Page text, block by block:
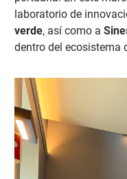
laboratorio de
verde, así como a
dentro del ecosistema